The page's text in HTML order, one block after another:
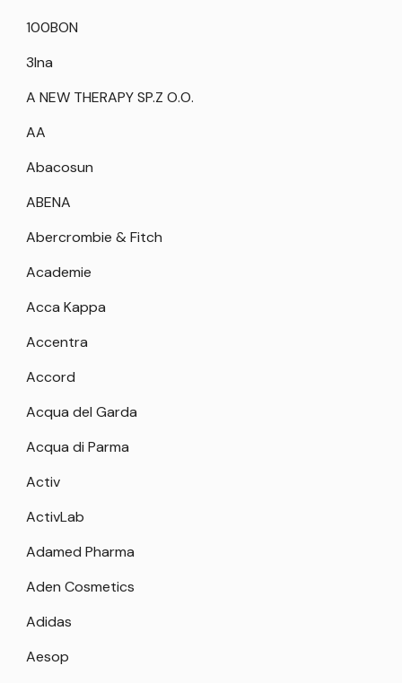
100BON
3Ina
A NEW THERAPY SP.Z O.O.
AA
Abacosun
ABENA
Abercrombie & Fitch
Academie
Acca Kappa
Accentra
Accord
Acqua del Garda
Acqua di Parma
Activ
ActivLab
Adamed Pharma
Aden Cosmetics
Adidas
Aesop